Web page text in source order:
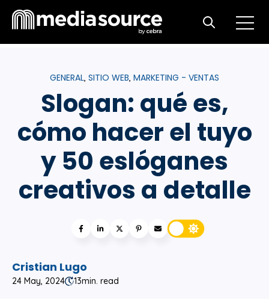
Open
Open search
GENERAL, SITIO WEB, MARKETING - VENTAS
Slogan: qué es,
cómo hacer el tuyo
y 50 eslóganes
creativos a detalle
Cristian Lugo
24 May, 2024 13min. read